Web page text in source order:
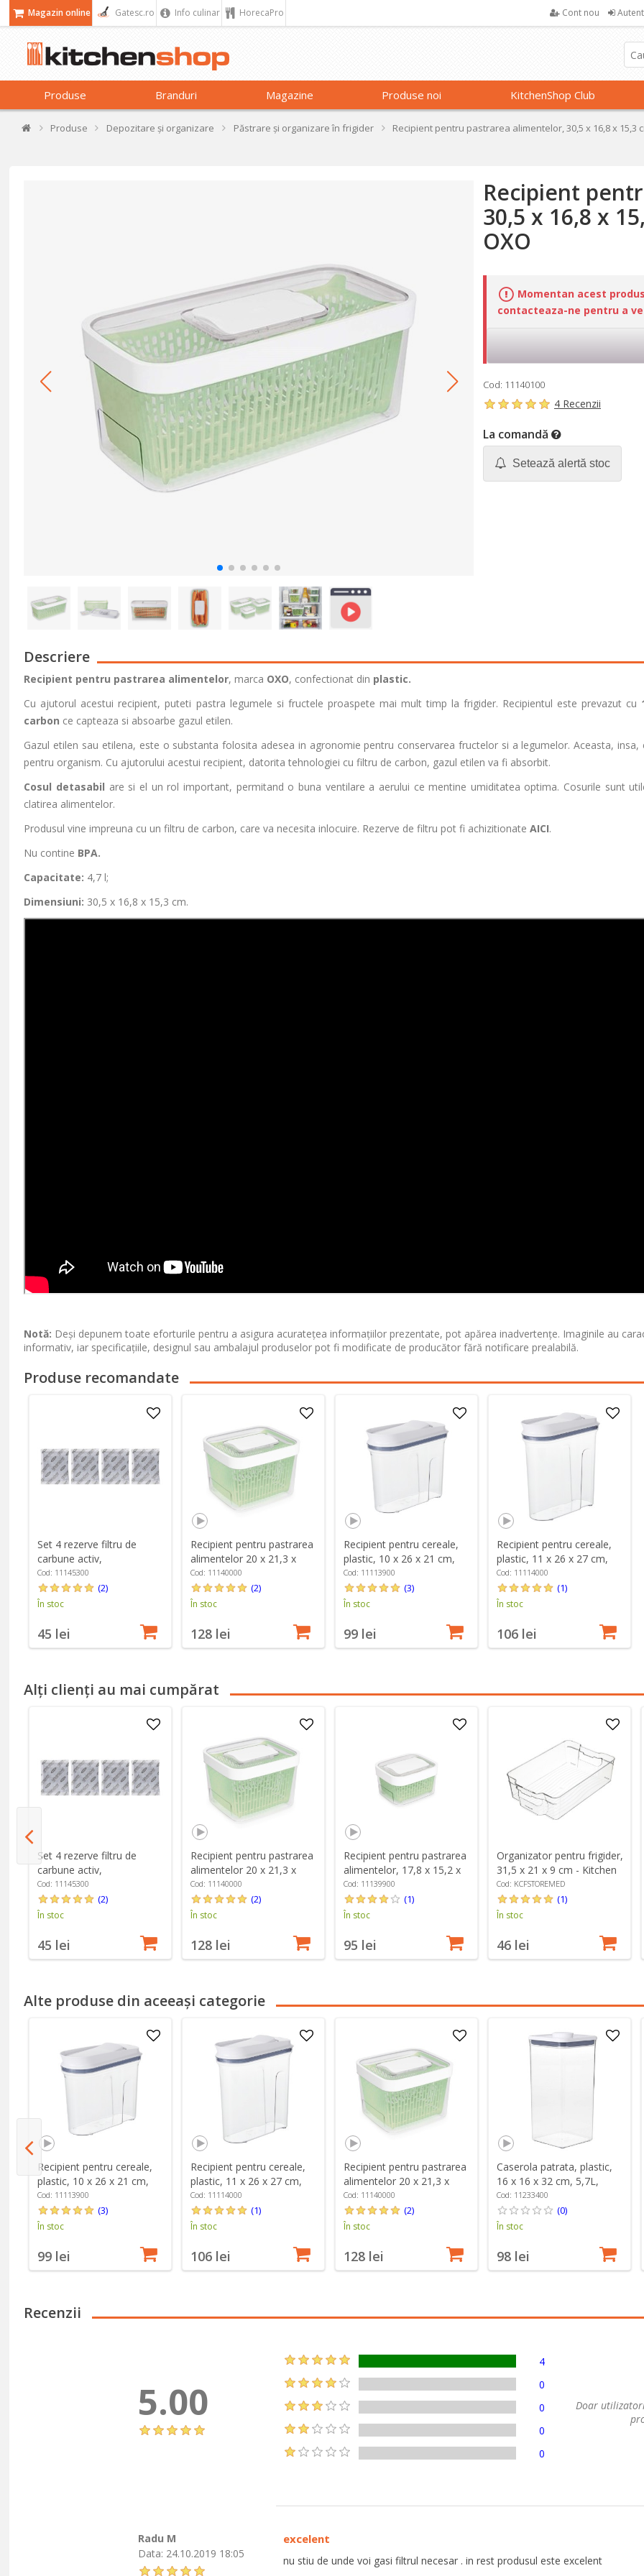
Magazin online Gatesc.ro Info culinar HorecaPro Cont nou
Produse Branduri Magazine Produse noi KitchenShop Club
Produse Depozitare și organizare Păstrare și organizare în frigider Recipient pentru pastrarea alimentelor, 30,5 x 16,8 x 15,3
Recipient
30,5 x 16,8 x
OXO
Momentan acest
contacteaza-ne pentru a
Cod: 11140100
4 Recenzii
La comandă
Setează alertă stoc
Descriere
Recipient pentru pastrarea alimentelor, marca OXO, confectionat din plastic.
Cu ajutorul acestui recipient, puteti pastra legumele si fructele proaspete mai mult timp la frigider. Recipientul este prevazut cu
carbon ce capteaza si absoarbe gazul etilen.
Gazul etilen sau etilena, este o substanta folosita adesea in agronomie pentru conservarea fructelor si a legumelor. Aceasta, insa,
pentru organism. Cu ajutorului acestui recipient, datorita tehnologiei cu filtru de carbon, gazul etilen va fi absorbit.
Cosul detasabil are si el un rol important, permitand o buna ventilare a aerului ce mentine umiditatea optima. Cosurile sunt
clatirea alimentelor.
Produsul vine impreuna cu un filtru de carbon, care va necesita inlocuire. Rezerve de filtru pot fi achizitionateAICI.
Nu contine BPA.
Capacitate: 4,7 l;
Dimensiuni: 30,5 x 16,8 x 15,3 cm.
Notă: Deși depunem toate eforturile pentru a asigura acuratețea informațiilor prezentate, pot apărea inadvertențe. Imaginile au
informativ, iar specificațiile, designul sau ambalajul produselor pot fi modificate de producător fără notificare prealabilă.
Produse recomandate
Set 4 rezerve filtru de
carbune activ,
"GreenSaver" - OXO
Cod: 11145300
(2)
În stoc
45 lei
Recipient pentru pastrarea
alimentelor 20 x 21,3 x
15,3 cm, 4 L, "GreenSaver"
- OXO
Cod: 11140000
(2)
În stoc
128 lei
Recipient pentru cereale,
plastic, 10 x 26 x 21 cm,
2,4L, "POP" - OXO
Cod: 11113900
(3)
În stoc
99 lei
Recipient pentru cereale,
plastic, 11 x 26 x 27 cm,
3,2L, "POP" - OXO
Cod: 11114000
(1)
În stoc
106 lei
Alți clienți au mai cumpărat
Set 4 rezerve filtru de
carbune activ,
"GreenSaver" - OXO
Cod: 11145300
(2)
În stoc
45 lei
Recipient pentru pastrarea
alimentelor 20 x 21,3 x
15,3 cm, 4 L, "GreenSaver"
- OXO
Cod: 11140000
(2)
În stoc
128 lei
Recipient pentru pastrarea
alimentelor, 17,8 x 15,2 x
10 cm, 1,5L, "GreenSaver"
- OXO
Cod: 11139900
(1)
În stoc
95 lei
Organizator pentru frigider,
31,5 x 21 x 9 cm - Kitchen
Craft
Cod: KCFSTOREMED
(1)
În stoc
46 lei
Alte produse din aceeași categorie
Recipient pentru cereale,
plastic, 10 x 26 x 21 cm,
2,4L, "POP" - OXO
Cod: 11113900
(3)
În stoc
99 lei
Recipient pentru cereale,
plastic, 11 x 26 x 27 cm,
3,2L, "POP" - OXO
Cod: 11114000
(1)
În stoc
106 lei
Recipient pentru pastrarea
alimentelor 20 x 21,3 x
15,3 cm, 4 L, "GreenSaver"
- OXO
Cod: 11140000
(2)
În stoc
128 lei
Caserola patrata, plastic,
16 x 16 x 32 cm, 5,7L,
"POP" - OXO
Cod: 11233400
(0)
În stoc
98 lei
Recenzii
5.00
4
0
0
0
0
Doar
Radu M
Data: 24.10.2019 18:05
excelent
nu stiu de unde voi gasi filtrul necesar . in rest produsul este excelent